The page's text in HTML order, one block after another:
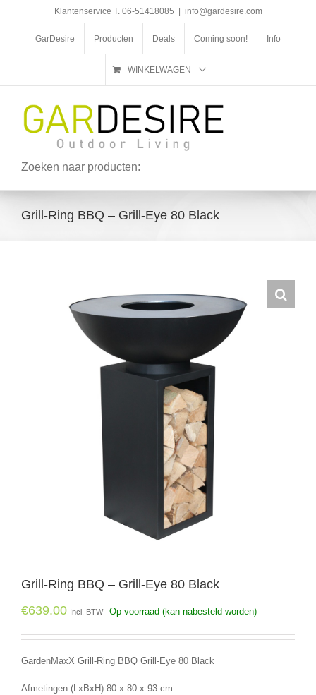
Klantenservice T. 06-51418085 info@gardesire.com
GarDesire Producten Deals Coming soon! Info
WINKELWAGEN
Zoeken naar producten:
Grill-Ring BBQ – Grill-Eye 80 Black
Grill-Ring BBQ – Grill-Eye 80 Black
€639.00 Incl. BTW Op voorraad (kan nabesteld worden)
GardenMaxX Grill-Ring BBQ Grill-Eye 80 Black
Afmetingen (LxBxH) 80 x 80 x 93 cm